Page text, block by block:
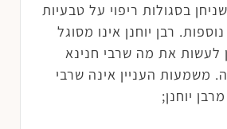
בסגולות ריפוי על טבעיות
רבן יוחנן אינו מסוגל
לעשות את מה שרבי חנינא
משמעות העניין אינה שרבי
יוחנן;